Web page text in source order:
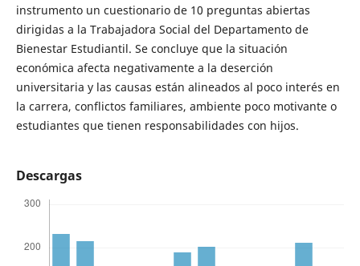
instrumento un cuestionario de 10 preguntas abiertas
dirigidas a la Trabajadora Social del Departamento de
Bienestar Estudiantil. Se concluye que la situación
económica afecta negativamente a la deserción
universitaria y las causas están alineados al poco interés en
la carrera, conflictos familiares, ambiente poco motivante o
estudiantes que tienen responsabilidades con hijos.
Descargas